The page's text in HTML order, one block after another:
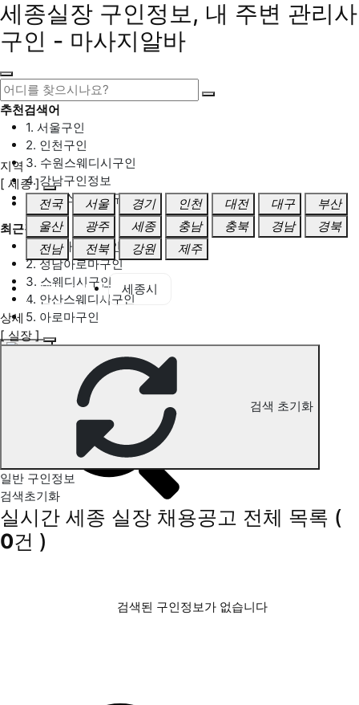
세종실장 구인정보, 내 주변 관리사
구인 - 마사지알바
추천검색어
1. 서울구인
2. 인천구인
3. 수원스웨디시구인
4. 강남구인정보
5. 동탄스웨디시구인
최근검색어
1. 일산마사지구인
2. 성남아로마구인
3. 스웨디시구인
4. 안산스웨디시구인
5. 아로마구인
세종 실장 구인정보
지역
[ 세종 ]
전국
서울 경기 인천 대전 대구
부산
울산
광주 세종 충남 충북 경남
경북
전남
전북 강원 제주
세종 전체
세종시
상세
[ 실장 ]
검색 초기화
일반 구인정보
검색초기화
실시간 세종 실장 채용공고 전체 목록 (
0건 )
검색된 구인정보가 없습니다